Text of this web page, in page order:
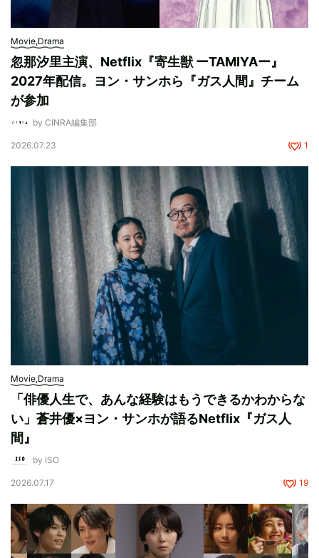
Movie,Drama
忽那汐里主演、Netflix『寄生獣 ーTAMIYAー』
2027年配信。ヨン・サンホら『ガス人間』チーム
が参加
by CINRA編集部
2026.07.23 1
Movie,Drama
「俳優人生で、あんな経験はもうできるかわからな
い」蒼井優×ヨン・サンホが語るNetflix『ガス人
間』
by ISO
2026.07.17 19